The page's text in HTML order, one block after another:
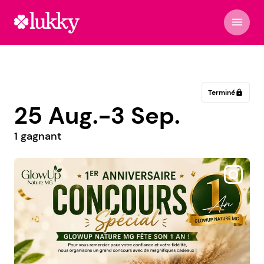
menu
Terminélock
25 Aug.-3 Sep.
1 gagnant
@belleraquel19